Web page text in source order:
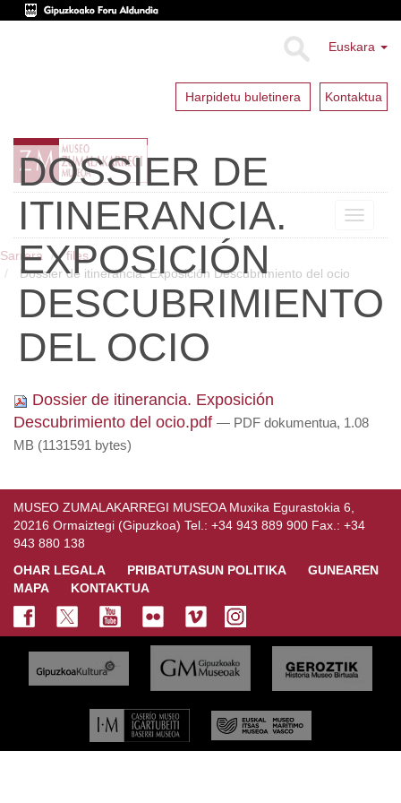
Euskara
Harpidetu buletinera Kontaktua
Toggle
Sarrera
files
Dossier de itinerancia. Exposición Descubrimiento del ocio
DOSSIER DE
ITINERANCIA.
EXPOSICIÓN
DESCUBRIMIENTO
DEL OCIO
Dossier de itinerancia. Exposición
Descubrimiento del ocio.pdf — PDF dokumentua, 1.08
MB (1131591 bytes)
MUSEO ZUMALAKARREGI MUSEOA Muxika Egurastokia 6,
20216 Ormaiztegi (Gipuzkoa) Tel.: +34 943 889 900 Fax.: +34
943 880 138
OHAR LEGALA
PRIBATUTASUN POLITIKA
GUNEAREN
MAPA
KONTAKTUA